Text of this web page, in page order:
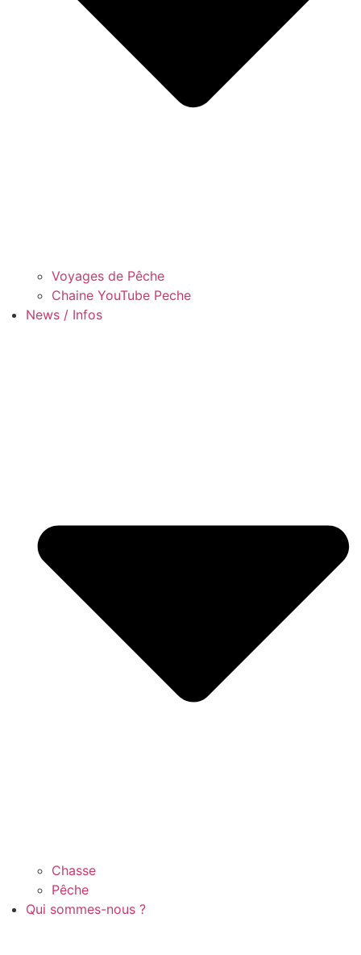
Voyages de Pêche
Chaine YouTube Peche
News / Infos
Chasse
Pêche
Qui sommes-nous ?